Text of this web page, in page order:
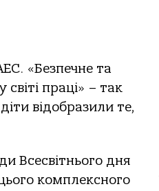
«Безпечне та
праці» – так
відобразили те,
Всесвітнього дня
комплексного